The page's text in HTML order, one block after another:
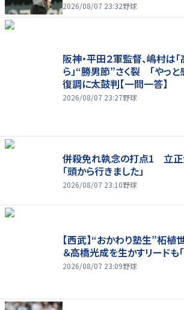
2026/08/07 23:32野球
阪神・平田２軍監督、嶋村は
ら」“勝男節”さく裂 「やっと
復調に太鼓判【一問一答】
2026/08/07 23:27野球
併殺免れ執念の打点1 立
「頭から行きました」
2026/08/07 23:10野球
【西武】“おかわり塾生”柘植
＆高橋光成を生かすリードも
2026/08/07 23:09野球